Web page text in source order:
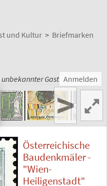
und Kultur > Briefmarken
unbekannter Gast Anmelden
>
Österreichische
Baudenkmäler -
"Wien-
Heiligenstadt"